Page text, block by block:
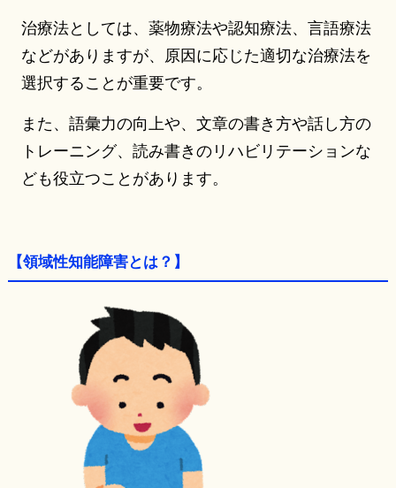
治療法としては、薬物療法や認知療法、言語療法
などがありますが、原因に応じた適切な治療法を
選択することが重要です。
また、語彙力の向上や、文章の書き方や話し方の
トレーニング、読み書きのリハビリテーションな
ども役立つことがあります。
【領域性知能障害とは？】